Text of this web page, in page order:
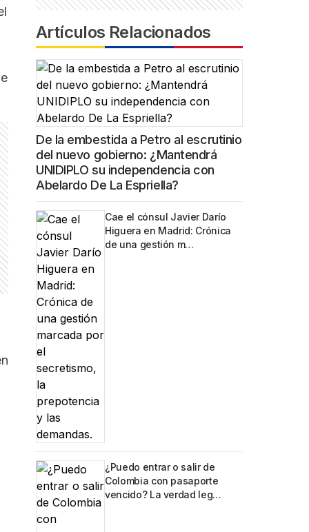
Artículos Relacionados
De la embestida a Petro al escrutinio
del nuevo gobierno: ¿Mantendrá
UNIDIPLO su independencia con
Abelardo De La Espriella?
Cae el cónsul Javier Darío
Higuera en Madrid: Crónica
de una gestión m…
¿Puedo entrar o salir de
Colombia con pasaporte
vencido? La verdad leg…